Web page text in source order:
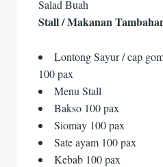
Salad Buah
Stall / Makanan
Lontong Sayur / cap
100 pax
Menu Stall
Bakso 100 pax
Siomay 100 pax
Sate ayam 100 pax
Kebab 100 pax